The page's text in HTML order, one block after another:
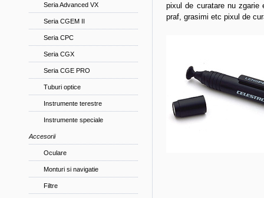
Seria Advanced VX
Seria CGEM II
Seria CPC
Seria CGX
Seria CGE PRO
Tuburi optice
Instrumente terestre
Instrumente speciale
Accesorii
Oculare
Monturi si navigatie
Filtre
pixul de curatare nu zgarie
praf, grasimi etc pixul de